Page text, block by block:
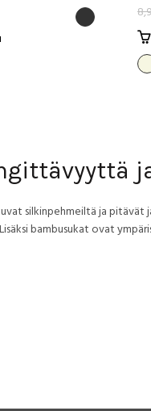
valinnat
tuotteen
silkinpehmeiltä ja
bambusukat ovat